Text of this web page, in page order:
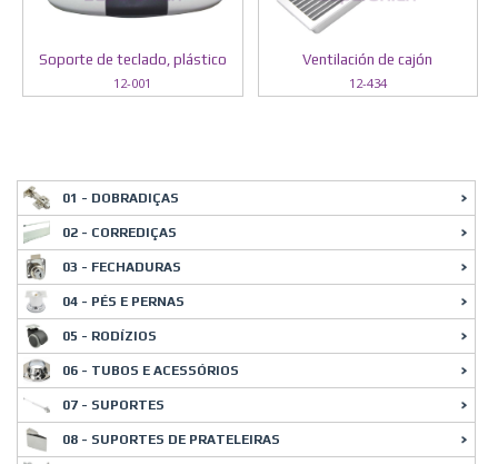
Soporte de teclado, plástico
12-001
Ventilación de cajón
12-434
01 - DOBRADIÇAS
02 - CORREDIÇAS
03 - FECHADURAS
04 - PÉS E PERNAS
05 - RODÍZIOS
06 - TUBOS E ACESSÓRIOS
07 - SUPORTES
08 - SUPORTES DE PRATELEIRAS